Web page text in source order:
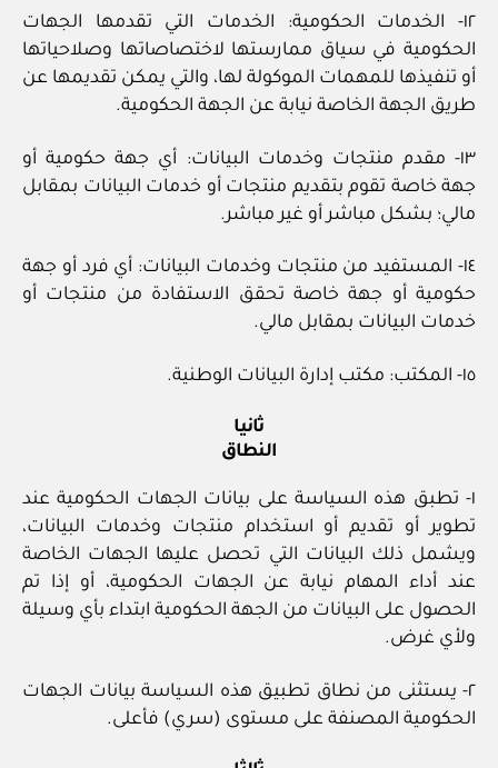
١٢- الخدمات الحكومية: الخدمات التي تقدمها الجهات
الحكومية في سياق ممارستها لاختصاصاتها وصلاحياتها
أو تنفيذها للمهمات الموكولة لها، والتي يمكن تقديمها عن
طريق الجهة الخاصة نيابة عن الجهة الحكومية.
١٣- مقدم منتجات وخدمات البيانات: أي جهة حكومية أو
جهة خاصة تقوم بتقديم منتجات أو خدمات البيانات بمقابل
مالي؛ بشكل مباشر أو غير مباشر.
١٤- المستفيد من منتجات وخدمات البيانات: أي فرد أو جهة
حكومية أو جهة خاصة تحقق الاستفادة من منتجات أو
خدمات البيانات بمقابل مالي.
١٥- المكتب: مكتب إدارة البيانات الوطنية.
ثانيا
النطاق
١- تطبق هذه السياسة على بيانات الجهات الحكومية عند
تطوير أو تقديم أو استخدام منتجات وخدمات البيانات،
ويشمل ذلك البيانات التي تحصل عليها الجهات الخاصة
عند أداء المهام نيابة عن الجهات الحكومية، أو إذا تم
الحصول على البيانات من الجهة الحكومية ابتداء بأي وسيلة
ولأي غرض.
٢- يستثنى من نطاق تطبيق هذه السياسة بيانات الجهات
الحكومية المصنفة على مستوى (سري) فأعلى.